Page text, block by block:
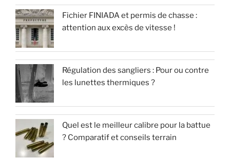
Fichier FINIADA et permis de chasse :
attention aux excès de vitesse !
Régulation des sangliers : Pour ou contre
les lunettes thermiques ?
Quel est le meilleur calibre pour la battue
? Comparatif et conseils terrain